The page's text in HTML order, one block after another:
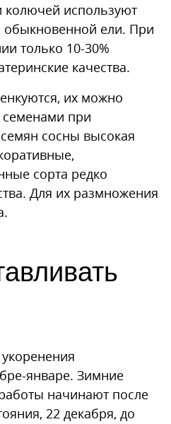
используют
ели. При
только 10-30%
качества.
их можно
при
сосны высокая
сорта редко
Для их размножения
январе. Зимние
начинают после
22 декабря, до